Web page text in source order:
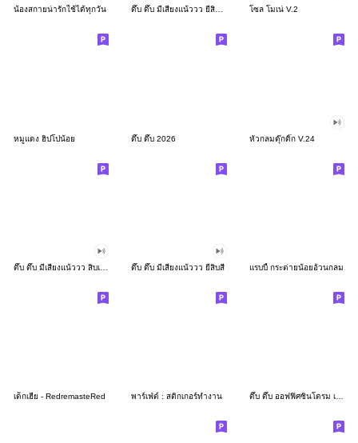
น้องสกายน่ารักใช้ได้ทุกวัน ดึ๊บ ดึ๊บ มีเสียงแน้ววว ยี่สิบสอง โซล โมเน่ V.2
หมูแดง ฮิปโปน้อย ดึ๊บ ดึ๊บ 2026 หัวกลมดุ๊กดิ๊ก V.24
ดึ๊บ ดึ๊บ มีเสียงแน้ววว ยี่สิบสี่ แรบบี้ กระต่ายน้อยอ้วนกลม
เด็กเฮีย - RedremasteRed พาร์เฟ่ต์ : สติกเกอร์ทำงาน ดึ๊บ ดึ๊บ ออฟฟิศซินโดรม เจ็ด